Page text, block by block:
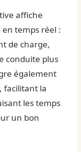
affiche
temps réel :
de charge,
conduite plus
également
facilitant la
les temps
un bon